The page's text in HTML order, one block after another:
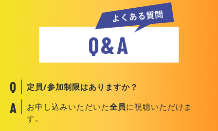
Q&A
定員/参加制限はありますか？
お申し込みいただいた全員に視聴いただけま
す。